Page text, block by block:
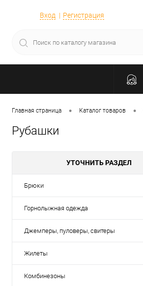
Вход Регистрация
Главная страница • Каталог товаров •
Рубашки
УТОЧНИТЬ РАЗДЕЛ
Брюки
Горнолыжная одежда
Джемперы, пуловеры, свитеры
Жилеты
Комбинезоны